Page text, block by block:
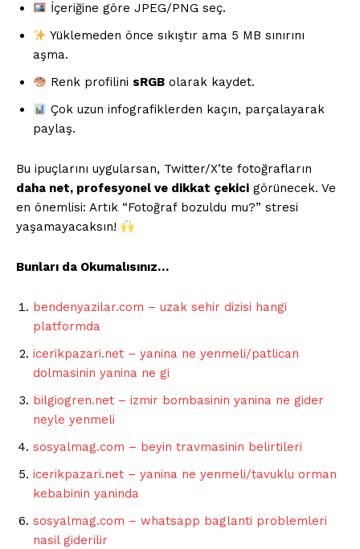
İLETIŞIM
Ana Sayfa
Gizlilik Politikası
Hesabım
İletişim
İLGİLİ YAZI : Facebook'ta Link Önizlemesi
Oluşmuyorsa: Open Graph fetch kısıtları
İçeriğine göre JPEG/PNG seç.
Yüklemeden önce sıkıştır ama 5 MB sınırını
aşma.
Renk profilini sRGB olarak kaydet.
Çok uzun infografiklerden kaçın, parçalayarak
paylaş.
Bu ipuçlarını uygularsan, Twitter/X’te fotoğrafların
daha net, profesyonel ve dikkat çekici görünecek. Ve
en önemlisi: Artık “Fotoğraf bozuldu mu?” stresi
yaşamayacaksın!
Bunları da Okumalısınız…
bendenyazilar.com – uzak sehir dizisi hangi
platformda
icerikpazari.net – yanina ne yenmeli/patlican
dolmasinin yanina ne gi
bilgiogren.net – izmir bombasinin yanina ne gider
neyle yenmeli
sosyalmag.com – beyin travmasinin belirtileri
icerikpazari.net – yanina ne yenmeli/tavuklu orman
kebabinin yaninda
sosyalmag.com – whatsapp baglanti problemleri
nasil giderilir